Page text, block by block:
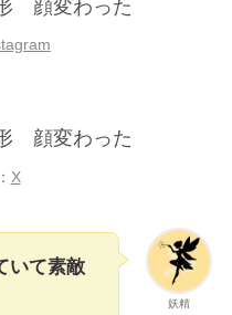
X
妖精
いて素敵